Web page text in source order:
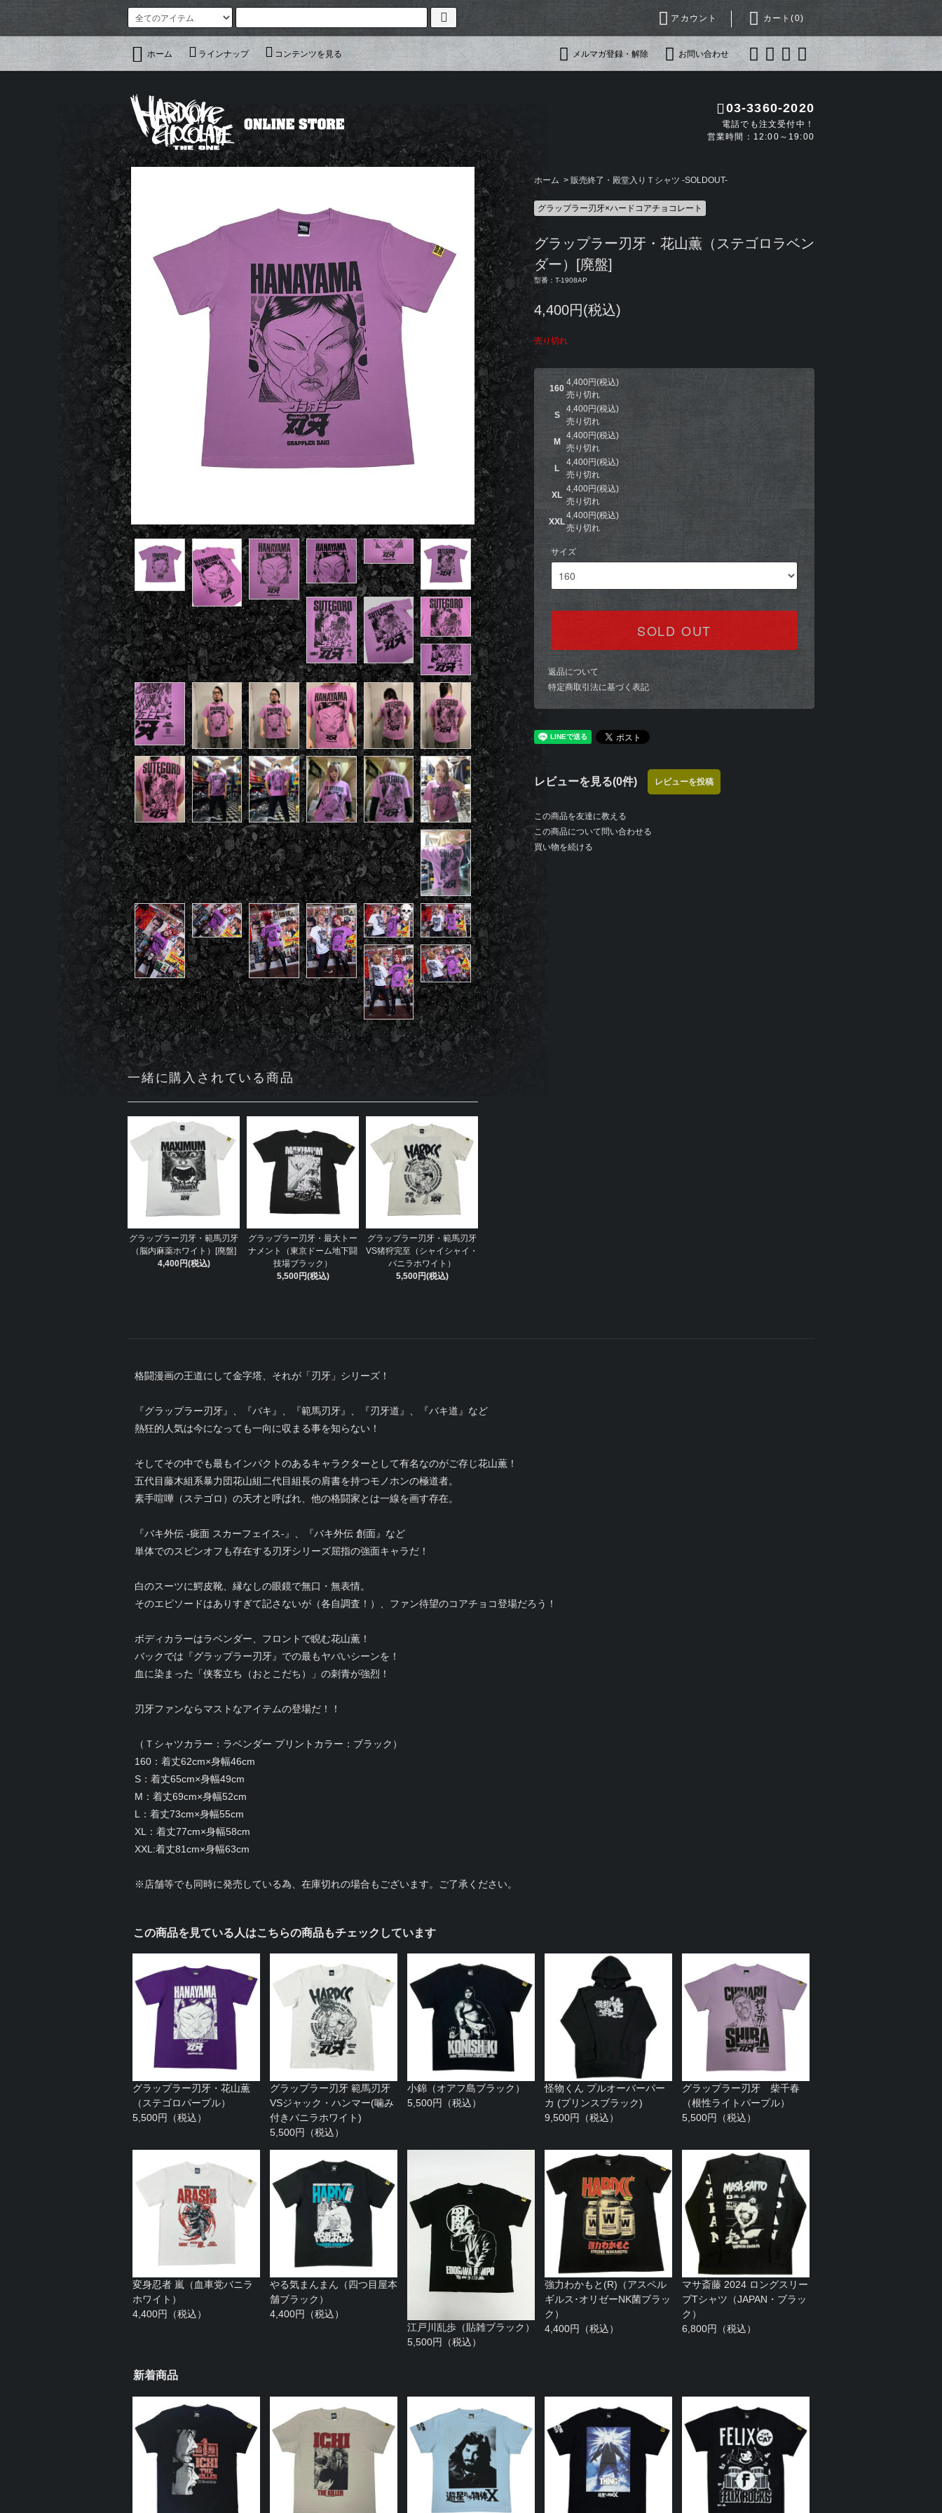
アカウント カート(0)
ホーム ラインナップ コンテンツを見る メルマガ登録・解除 お問い合わせ
03-3360-2020
電話でも注文受付中！
営業時間：12:00～19:00
一緒に購入されている商品
グラップラー刃牙・範馬刃牙
（脳内麻薬ホワイト）[廃盤]
4,400円(税込)
グラップラー刃牙・最大トー
ナメント（東京ドーム地下闘
技場ブラック）
5,500円(税込)
グラップラー刃牙・範馬刃牙
VS猪狩完至（シャイシャイ・
バニラホワイト）
5,500円(税込)
ホーム > 販売終了・殿堂入りＴシャツ -SOLDOUT-
グラップラー刃牙×ハードコアチョコレート
グラップラー刃牙・花山薫（ステゴロラベン
ダー）[廃盤]
型番：T-1908AP
4,400円(税込)
売り切れ
160
4,400円(税込)
売り切れ
S
4,400円(税込)
売り切れ
M
4,400円(税込)
売り切れ
L
4,400円(税込)
売り切れ
XL
4,400円(税込)
売り切れ
XXL
4,400円(税込)
売り切れ
サイズ
SOLD OUT
返品について
特定商取引法に基づく表記
レビューを見る(0件) レビューを投稿
この商品を友達に教える
この商品について問い合わせる
買い物を続ける
格闘漫画の王道にして金字塔、それが「刃牙」シリーズ！
『グラップラー刃牙』、『バキ』、『範馬刃牙』、『刃牙道』、『バキ道』など
熱狂的人気は今になっても一向に収まる事を知らない！
そしてその中でも最もインパクトのあるキャラクターとして有名なのがご存じ花山薫！
五代目藤木組系暴力団花山組二代目組長の肩書を持つモノホンの極道者。
素手喧嘩（ステゴロ）の天才と呼ばれ、他の格闘家とは一線を画す存在。
『バキ外伝 -疵面 スカーフェイス-』、『バキ外伝 創面』など
単体でのスピンオフも存在する刃牙シリーズ屈指の強面キャラだ！
白のスーツに鰐皮靴、縁なしの眼鏡で無口・無表情。
そのエピソードはありすぎて記さないが（各自調査！）、ファン待望のコアチョコ登場だろう！
ボディカラーはラベンダー、フロントで睨む花山薫！
バックでは『グラップラー刃牙』での最もヤバいシーンを！
血に染まった「侠客立ち（おとこだち）」の刺青が強烈！
刃牙ファンならマストなアイテムの登場だ！！
（Ｔシャツカラー：ラベンダー プリントカラー：ブラック）
160：着丈62cm×身幅46cm
S：着丈65cm×身幅49cm
M：着丈69cm×身幅52cm
L：着丈73cm×身幅55cm
XL：着丈77cm×身幅58cm
XXL:着丈81cm×身幅63cm
※店舗等でも同時に発売している為、在庫切れの場合もございます。ご了承ください。
この商品を見ている人はこちらの商品もチェックしています
グラップラー刃牙・花山薫
（ステゴロパープル）
5,500円（税込）
グラップラー刃牙 範馬刃牙
VSジャック・ハンマー(噛み
付きバニラホワイト)
5,500円（税込）
小錦（オアフ島ブラック）
5,500円（税込）
怪物くん プルオーバーパー
カ (プリンスブラック)
9,500円（税込）
グラップラー刃牙 柴千春
（根性ライトパープル）
5,500円（税込）
変身忍者 嵐（血車党バニラ
ホワイト）
4,400円（税込）
やる気まんまん（四つ目屋本
舗ブラック）
4,400円（税込）
江戸川乱歩（貼雑ブラック）
5,500円（税込）
強力わかもと(R)（アスペル
ギルス･オリゼーNK菌ブラッ
ク）
4,400円（税込）
マサ斎藤 2024 ロングスリー
ブTシャツ（JAPAN・ブラッ
ク）
6,800円（税込）
新着商品